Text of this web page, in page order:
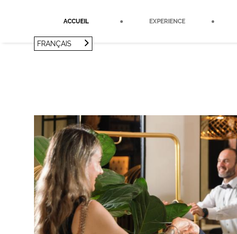
ACCUEIL EXPERIENCE
FRANÇAIS